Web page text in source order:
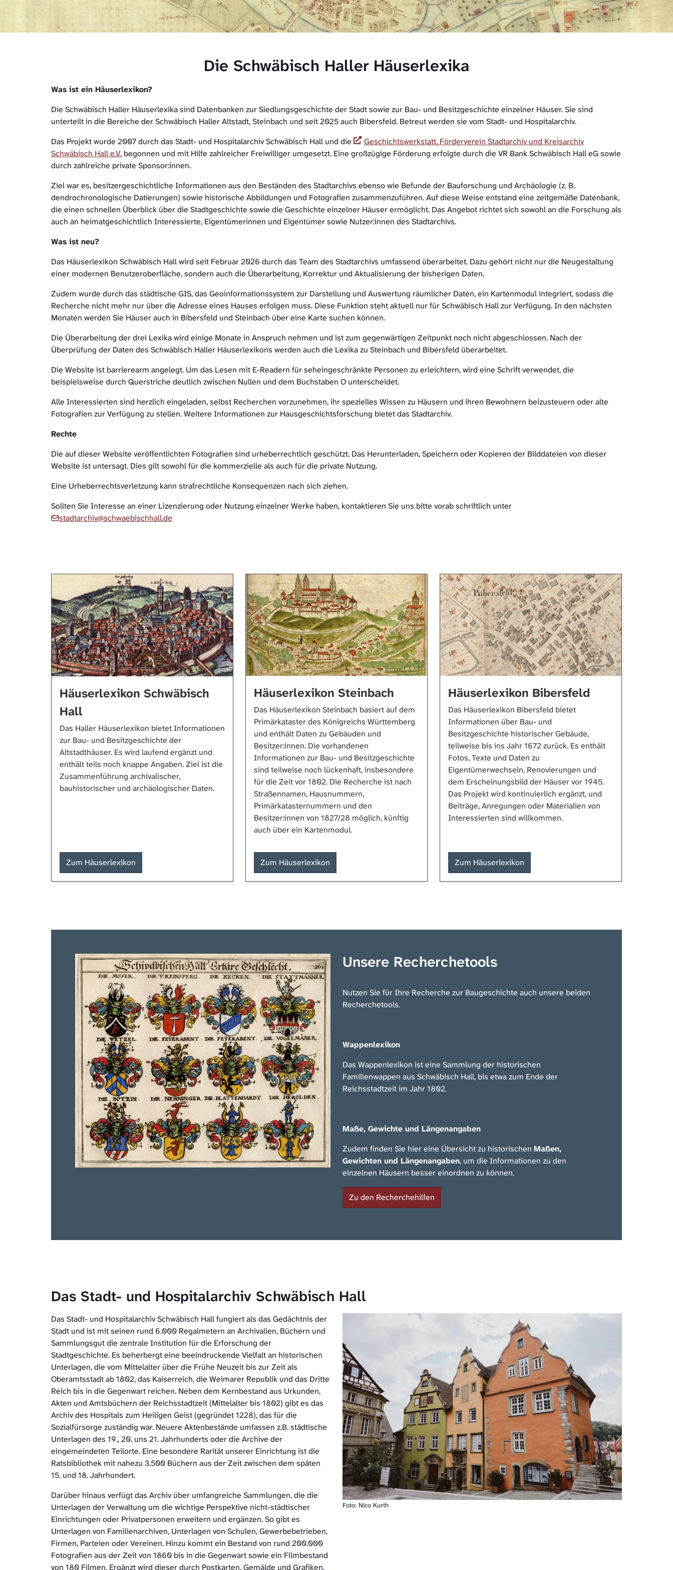
Die Schwäbisch Haller Häuserlexika
Was ist ein Häuserlexikon?
Die Schwäbisch Haller Häuserlexika sind Datenbanken zur Siedlungsgeschichte der Stadt sowie zur Bau- und Besitzgeschichte einzelner Häuser. Sie sind
unterteilt in die Bereiche der Schwäbisch Haller Altstadt, Steinbach und seit 2025 auch Bibersfeld. Betreut werden sie vom Stadt- und Hospitalarchiv.
Das Projekt wurde 2007 durch das Stadt- und Hospitalarchiv Schwäbisch Hall und die
Geschichtswerkstatt. Förderverein Stadtarchiv und Kreisarchiv
Schwäbisch Hall e.V. begonnen und mit Hilfe zahlreicher Freiwilliger umgesetzt. Eine großzügige Förderung erfolgte durch die VR Bank Schwäbisch Hall eG sowie
durch zahlreiche private Sponsor:innen.
Ziel war es, besitzergeschichtliche Informationen aus den Beständen des Stadtarchivs ebenso wie Befunde der Bauforschung und Archäologie (z. B.
dendrochronologische Datierungen) sowie historische Abbildungen und Fotografien zusammenzuführen. Auf diese Weise entstand eine zeitgemäße Datenbank,
die einen schnellen Überblick über die Stadtgeschichte sowie die Geschichte einzelner Häuser ermöglicht. Das Angebot richtet sich sowohl an die Forschung als
auch an heimatgeschichtlich Interessierte, Eigentümerinnen und Eigentümer sowie Nutzer:innen des Stadtarchivs.
Was ist neu?
Das Häuserlexikon Schwäbisch Hall wird seit Februar 2026 durch das Team des Stadtarchivs umfassend überarbeitet. Dazu gehört nicht nur die Neugestaltung
einer modernen Benutzeroberfläche, sondern auch die Überarbeitung, Korrektur und Aktualisierung der bisherigen Daten.
Zudem wurde durch das städtische GIS, das Geoinformationssystem zur Darstellung und Auswertung räumlicher Daten, ein Kartenmodul integriert, sodass die
Recherche nicht mehr nur über die Adresse eines Hauses erfolgen muss. Diese Funktion steht aktuell nur für Schwäbisch Hall zur Verfügung. In den nächsten
Monaten werden Sie Häuser auch in Bibersfeld und Steinbach über eine Karte suchen können.
Die Überarbeitung der drei Lexika wird einige Monate in Anspruch nehmen und ist zum gegenwärtigen Zeitpunkt noch nicht abgeschlossen. Nach der
Überprüfung der Daten des Schwäbisch Haller Häuserlexikons werden auch die Lexika zu Steinbach und Bibersfeld überarbeitet.
Die Website ist barrierearm angelegt. Um das Lesen mit E-Readern für seheingeschränkte Personen zu erleichtern, wird eine Schrift verwendet, die
beispielsweise durch Querstriche deutlich zwischen Nullen und dem Buchstaben O unterscheidet.
Alle Interessierten sind herzlich eingeladen, selbst Recherchen vorzunehmen, ihr spezielles Wissen zu Häusern und ihren Bewohnern beizusteuern oder alte
Fotografien zur Verfügung zu stellen. Weitere Informationen zur Hausgeschichtsforschung bietet das Stadtarchiv.
Rechte
Die auf dieser Website veröffentlichten Fotografien sind urheberrechtlich geschützt. Das Herunterladen, Speichern oder Kopieren der Bilddateien von dieser
Website ist untersagt. Dies gilt sowohl für die kommerzielle als auch für die private Nutzung.
Eine Urheberrechtsverletzung kann strafrechtliche Konsequenzen nach sich ziehen.
Sollten Sie Interesse an einer Lizenzierung oder Nutzung einzelner Werke haben, kontaktieren Sie uns bitte vorab schriftlich unter
stadtarchiv@schwaebischhall.de
Häuserlexikon Schwäbisch
Hall
Das Haller Häuserlexikon bietet Informationen
zur Bau- und Besitzgeschichte der
Altstadthäuser. Es wird laufend ergänzt und
enthält teils noch knappe Angaben. Ziel ist die
Zusammenführung archivalischer,
bauhistorischer und archäologischer Daten.
Zum Häuserlexikon
Häuserlexikon Steinbach
Das Häuserlexikon Steinbach basiert auf dem
Primärkataster des Königreichs Württemberg
und enthält Daten zu Gebäuden und
Besitzer:innen. Die vorhandenen
Informationen zur Bau- und Besitzgeschichte
sind teilweise noch lückenhaft, insbesondere
für die Zeit vor 1802. Die Recherche ist nach
Straßennamen, Hausnummern,
Primärkatasternummern und den
Besitzer:innen von 1827/28 möglich, künftig
auch über ein Kartenmodul.
Zum Häuserlexikon
Häuserlexikon Bibersfeld
Das Häuserlexikon Bibersfeld bietet
Informationen über Bau- und
Besitzgeschichte historischer Gebäude,
teilweise bis ins Jahr 1672 zurück. Es enthält
Fotos, Texte und Daten zu
Eigentümerwechseln, Renovierungen und
dem Erscheinungsbild der Häuser vor 1945.
Das Projekt wird kontinuierlich ergänzt, und
Beiträge, Anregungen oder Materialien von
Interessierten sind willkommen.
Zum Häuserlexikon
Unsere Recherchetools
Nutzen Sie für Ihre Recherche zur Baugeschichte auch unsere beiden
Recherchetools.
Wappenlexikon
Das Wappenlexikon ist eine Sammlung der historischen
Familienwappen aus Schwäbisch Hall, bis etwa zum Ende der
Reichsstadtzeit im Jahr 1802.
Maße, Gewichte und Längenangaben
Zudem finden Sie hier eine Übersicht zu historischen Maßen,
Gewichten und Längenangaben, um die Informationen zu den
einzelnen Häusern besser einordnen zu können.
Zu den Recherchehilfen
Das Stadt- und Hospitalarchiv Schwäbisch Hall
Foto: Nico Kurth
Das Stadt- und Hospitalarchiv Schwäbisch Hall fungiert als das Gedächtnis der
Stadt und ist mit seinen rund 6.000 Regalmetern an Archivalien, Büchern und
Sammlungsgut die zentrale Institution für die Erforschung der
Stadtgeschichte. Es beherbergt eine beeindruckende Vielfalt an historischen
Unterlagen, die vom Mittelalter über die Frühe Neuzeit bis zur Zeit als
Oberamtsstadt ab 1802, das Kaiserreich, die Weimarer Republik und das Dritte
Reich bis in die Gegenwart reichen. Neben dem Kernbestand aus Urkunden,
Akten und Amtsbüchern der Reichsstadtzeit (Mittelalter bis 1802) gibt es das
Archiv des Hospitals zum Heiligen Geist (gegründet 1228), das für die
Sozialfürsorge zuständig war. Neuere Aktenbestände umfassen z.B. städtische
Unterlagen des 19., 20. uns 21. Jahrhunderts oder die Archive der
eingemeindeten Teilorte. Eine besondere Rarität unserer Einrichtung ist die
Ratsbibliothek mit nahezu 3.500 Büchern aus der Zeit zwischen dem späten
15. und 18. Jahrhundert.
Darüber hinaus verfügt das Archiv über umfangreiche Sammlungen, die die
Unterlagen der Verwaltung um die wichtige Perspektive nicht-städtischer
Einrichtungen oder Privatpersonen erweitern und ergänzen. So gibt es
Unterlagen von Familienarchiven, Unterlagen von Schulen, Gewerbebetrieben,
Firmen, Parteien oder Vereinen. Hinzu kommt ein Bestand von rund 200.000
Fotografien aus der Zeit von 1860 bis in die Gegenwart sowie ein Filmbestand
von 180 Filmen. Ergänzt wird dieser durch Postkarten, Gemälde und Grafiken.